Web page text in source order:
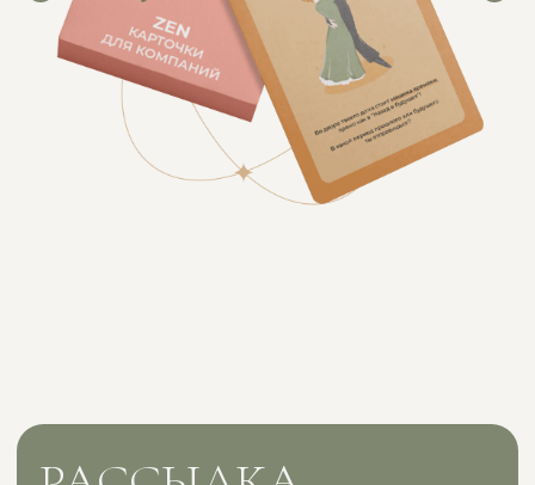
Подписываясь на рассылку, я соглашаюсь на
обработку моих персональных данных и
ознакомлен (а) с политикой
конфиденциальности
ПОДПИСАТЬСЯ